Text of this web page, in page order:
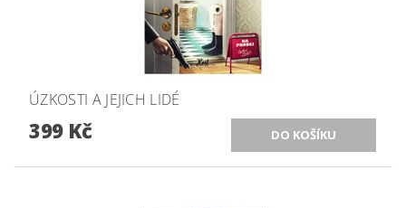
ÚZKOSTI A JEJICH LIDÉ
399 Kč